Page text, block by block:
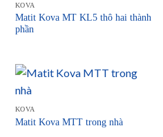
KOVA
Matit Kova MT KL5 thô hai thành
phần
KOVA
Matit Kova MTT trong nhà